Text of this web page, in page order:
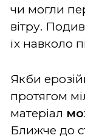
чи могли
вітру.
їх навколо
Якби
протягом
матеріал
Ближче до